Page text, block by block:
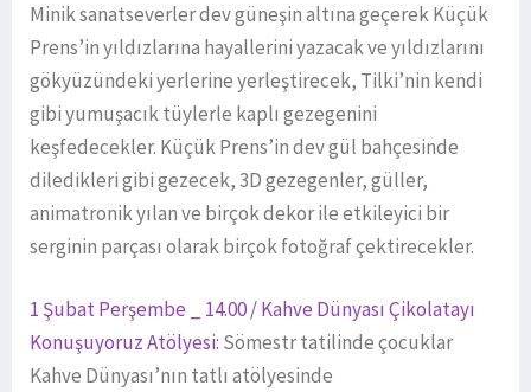
Minik sanatseverler dev güneşin altına geçerek Küçük
Prens’in yıldızlarına hayallerini yazacak ve yıldızlarını
gökyüzündeki yerlerine yerleştirecek, Tilki’nin kendi
gibi yumuşacık tüylerle kaplı gezegenini
keşfedecekler. Küçük Prens’in dev gül bahçesinde
diledikleri gibi gezecek, 3D gezegenler, güller,
animatronik yılan ve birçok dekor ile etkileyici bir
serginin parçası olarak birçok fotoğraf çektirecekler.
1 Şubat Perşembe _ 14.00 / Kahve Dünyası Çikolatayı
Konuşuyoruz Atölyesi: Sömestr tatilinde çocuklar
Kahve Dünyası’nın tatlı atölyesinde